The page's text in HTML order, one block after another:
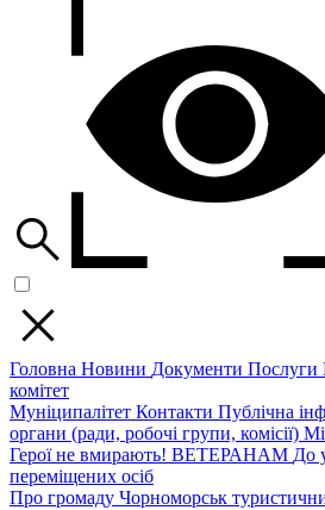
Головна Новини Документи Послуги
комітет
Муніципалітет Контакти Публічна
органи (ради, робочі групи, комісії)
Герої не вмирають! ВЕТЕРАНАМ До
переміщених осіб
Про громаду Чорноморськ